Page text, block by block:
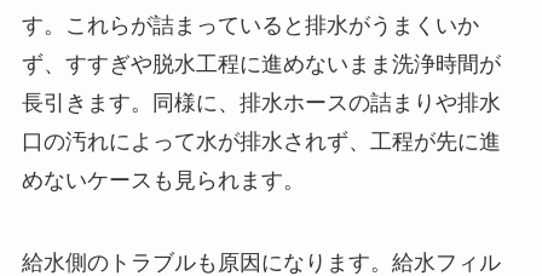
す。これらが詰まっていると排水がうまくいか
ず、すすぎや脱水工程に進めないまま洗浄時間が
長引きます。同様に、排水ホースの詰まりや排水
口の汚れによって水が排水されず、工程が先に進
めないケースも見られます。
給水側のトラブルも原因になります。給水フィル